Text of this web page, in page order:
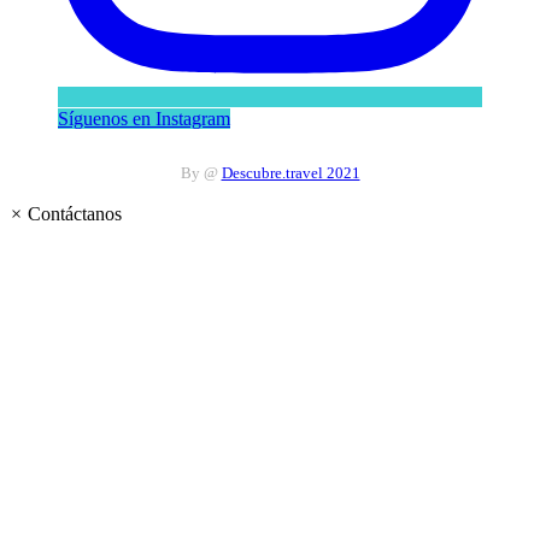
Síguenos en Instagram
By @ Descubre.travel 2021
× Contáctanos